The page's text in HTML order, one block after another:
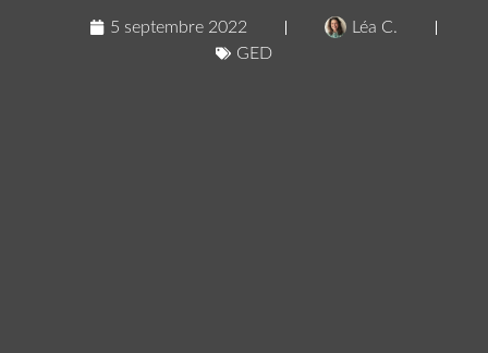
5 septembre 2022
Léa C.
GED